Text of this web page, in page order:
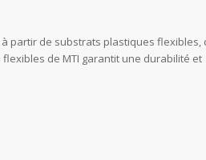
partir de substrats plastiques flexibles,
de MTI garantit une durabilité et